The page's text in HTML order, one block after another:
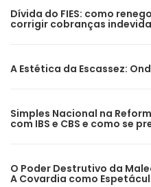
Dívida do FIES: como
corrigir cobranças
A Estética da Escassez:
Simples Nacional na
com IBS e CBS e como se
O Poder Destrutivo da
A Covardia como